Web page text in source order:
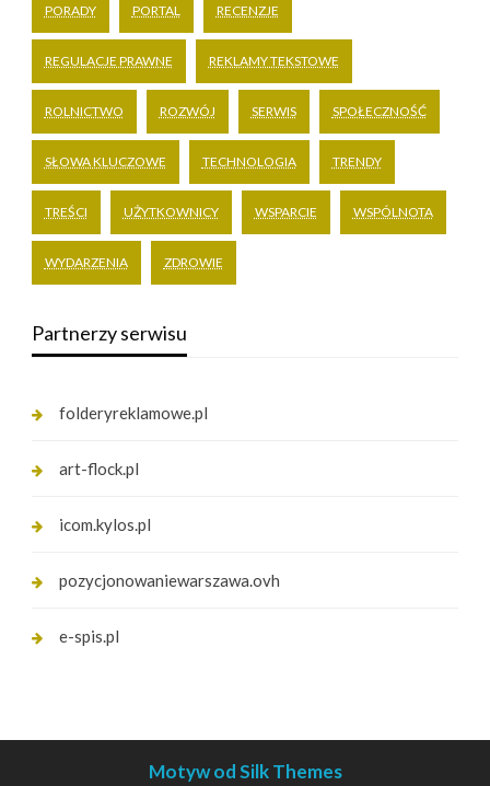
PORADY PORTAL RECENZJE
REGULACJE PRAWNE REKLAMY TEKSTOWE
ROLNICTWO ROZWÓJ SERWIS SPOŁECZNOŚĆ
SŁOWA KLUCZOWE TECHNOLOGIA TRENDY
TREŚCI UŻYTKOWNICY WSPARCIE WSPÓLNOTA
WYDARZENIA ZDROWIE
Partnerzy serwisu
folderyreklamowe.pl
art-flock.pl
icom.kylos.pl
pozycjonowaniewarszawa.ovh
e-spis.pl
Motyw od Silk Themes